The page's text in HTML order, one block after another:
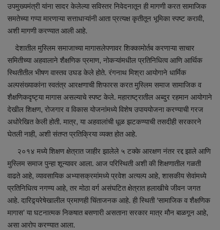
World News
Sports
Editor Choice
Sociàl
उपमुख्यमंत्री यांना सादर केलेल्या सविस्तर निवेदनातून ही मागणी करत सामाजिक
समतेच्या गप्पा मारणाऱ्या सत्ताधाऱ्यांनी आता प्रत्यक्ष कृतीतून भूमिका स्पष्ट करावी,
अशी मागणी करण्यात आली आहे.
देशातील मुस्लिम समाजाच्या मागासलेपणावर शिक्कामोर्तब करणाऱ्या साचार
समितीच्या अहवालाने शैक्षणिक प्रमाण, नोकऱ्यांमधील प्रतिनिधित्व आणि आर्थिक
स्थितीतील भीषण वास्तव उघड केले होते. रंगनाथ मिश्रा आयोगाने धार्मिक
अल्पसंख्याकांना स्वतंत्र आरक्षणाची शिफारस करत मुस्लिम समाज सामाजिक व
शैक्षणिकदृष्ट्या मागास असल्याचे स्पष्ट केले. महाराष्ट्रातील अब्दुर रहमान आयोगाने
देखील शिक्षण, रोजगार व विकास योजनांमध्ये विशेष उपाययोजना करण्याची गरज
अधोरेखित केली होती. मात्र, या अहवालांची धूळ झटकण्याची तसदीही सरकारने
घेतली नाही, अशी संतप्त प्रतिक्रिया व्यक्त होत आहे.
२०१४ मध्ये शिक्षण क्षेत्रात जाहीर झालेले ५ टक्के आरक्षण नंतर रद्द झाले आणि
मुस्लिम समाज पुन्हा शून्यावर आला. आज परिस्थिती अशी की शिक्षणातील गळती
वाढते आहे, व्यावसायिक अभ्यासक्रमांमध्ये प्रवेश अत्यल्प आहे, शासकीय सेवांमध्ये
प्रतिनिधित्व नगण्य आहे, तर मोठा वर्ग असंघटित क्षेत्रात हलाखीचे जीवन जगत
आहे. दारिद्र्यरेषेखालील प्रमाणही चिंताजनक आहे. ही स्थिती ‘सामाजिक व शैक्षणिक
मागास’ या घटनात्मक निकषात बसणारी असताना सरकार मात्र मौन बाळगून आहे,
असा आरोप करण्यात आला.